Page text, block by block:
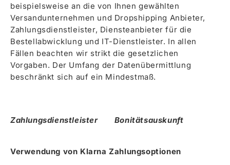
beispielsweise an die von Ihnen gewählten
Versandunternehmen und Dropshipping Anbieter,
Zahlungsdienstleister, Diensteanbieter für die
Bestellabwicklung und IT-Dienstleister. In allen
Fällen beachten wir strikt die gesetzlichen
Vorgaben. Der Umfang der Datenübermittlung
beschränkt sich auf ein Mindestmaß.
Zahlungsdienstleister Bonitätsauskunft
Verwendung von Klarna Zahlungsoptionen